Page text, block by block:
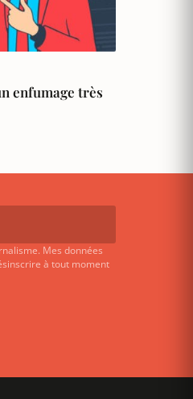
enfumage très
Mes données
à tout moment